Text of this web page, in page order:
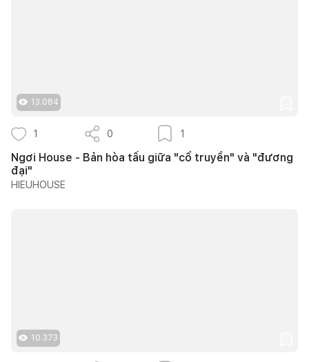
13.084
1 0 1
Ngơi House - Bản hòa tấu giữa "cổ truyền" và "đương
đại"
HIEUHOUSE
10.373